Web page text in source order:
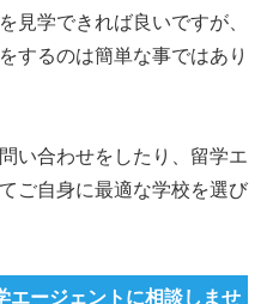
見学できれば良いですが、
するのは簡単な事ではあり
い合わせをしたり、留学エ
ご自身に最適な学校を選び
エージェントに相談しませ